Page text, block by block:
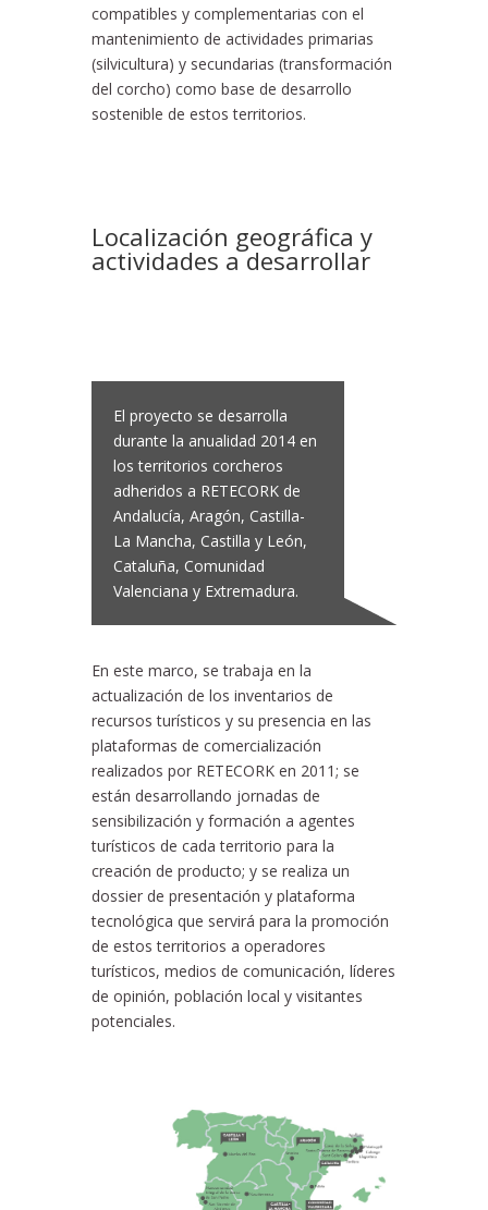
compatibles y complementarias con el
mantenimiento de actividades primarias
(silvicultura) y secundarias (transformación
del corcho) como base de desarrollo
sostenible de estos territorios.
Localización geográfica y
actividades a desarrollar
El proyecto se desarrolla
durante la anualidad 2014 en
los territorios corcheros
adheridos a RETECORK de
Andalucía, Aragón, Castilla-
La Mancha, Castilla y León,
Cataluña, Comunidad
Valenciana y Extremadura.
En este marco, se trabaja en la
actualización de los inventarios de
recursos turísticos y su presencia en las
plataformas de comercialización
realizados por RETECORK en 2011; se
están desarrollando jornadas de
sensibilización y formación a agentes
turísticos de cada territorio para la
creación de producto; y se realiza un
dossier de presentación y plataforma
tecnológica que servirá para la promoción
de estos territorios a operadores
turísticos, medios de comunicación, líderes
de opinión, población local y visitantes
potenciales.